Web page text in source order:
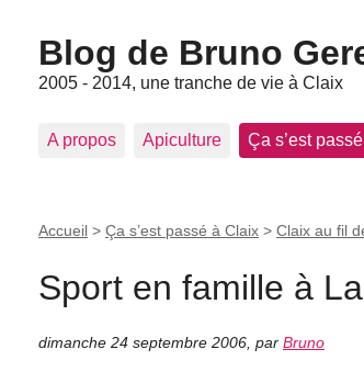
Blog de Bruno
2005 - 2014, une tranche de vie à Claix
A propos Apiculture Ça s’est
Accueil > Ça s’est passé à Claix > Claix au fil
Sport en famille à
dimanche 24 septembre 2006 par Bruno